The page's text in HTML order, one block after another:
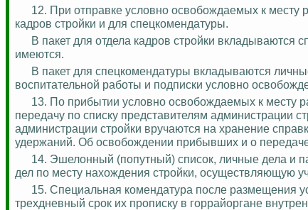
12. При отправке условно освобождаемых к месту
кадров стройки и для спецкомендатуры
В пакет для отдела кадров стройки вкладываются
имеются.
В пакет для спецкомендатуры вкладываются
воспитательной работы и подписки условно
13. По прибытии условно освобождаемых к месту
передачу по списку представителям
администрации стройки вручаются на хранение
удержаний. Об освобождении прибывших и о передаче
14. Эшелонный (попутный) список, личные дела и
дел по месту нахождения стройки, осуществляющую
15. Специальная комендатура после размещения
трехдневный срок их прописку в горрайоргане